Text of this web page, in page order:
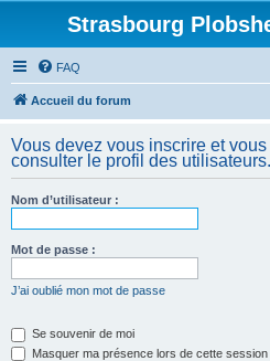
Strasbourg
FAQ
Accueil du forum
Vous devez vous inscrire et
consulter le profil des utilisateurs.
Nom d’utilisateur :
Mot de passe :
J’ai oublié mon mot de passe
Se souvenir de moi
Masquer ma présence lors de cette session